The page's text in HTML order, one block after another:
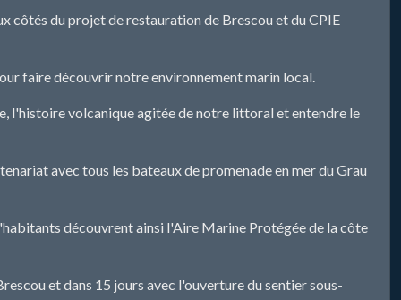
côtés du projet de restauration de Brescou et du CPIE
faire découvrir notre environnement marin local.
l'histoire volcanique agitée de notre littoral et entendre le
avec tous les bateaux de promenade en mer du Grau
découvrent ainsi l'Aire Marine Protégée de la côte
et dans 15 jours avec l'ouverture du sentier sous-